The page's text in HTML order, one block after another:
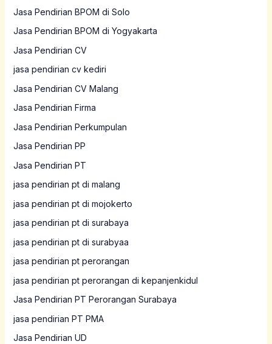
Jasa Pendirian BPOM di Solo
Jasa Pendirian BPOM di Yogyakarta
Jasa Pendirian CV
jasa pendirian cv kediri
Jasa Pendirian CV Malang
Jasa Pendirian Firma
Jasa Pendirian Perkumpulan
Jasa Pendirian PP
Jasa Pendirian PT
jasa pendirian pt di malang
jasa pendirian pt di mojokerto
jasa pendirian pt di surabaya
jasa pendirian pt di surabyaa
jasa pendirian pt perorangan
jasa pendirian pt perorangan di kepanjenkidul
Jasa Pendirian PT Perorangan Surabaya
jasa pendirian PT PMA
Jasa Pendirian UD